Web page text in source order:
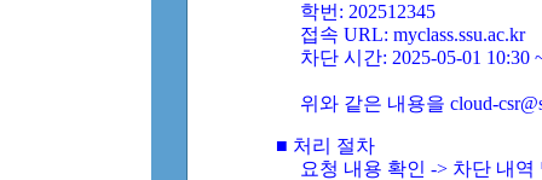
학번: 202512345
접속 URL: myclass.ssu.ac.kr
차단 시간: 2025-05-01 10:30
위와 같은 내용을 cloud-
■ 처리 절차
요청 내용 확인 -> 차단 내